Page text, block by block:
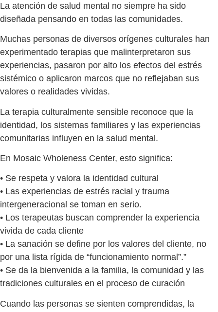
La atención de salud mental no siempre ha sido
diseñada pensando en todas las comunidades.
Muchas personas de diversos orígenes culturales han
experimentado terapias que malinterpretaron sus
experiencias, pasaron por alto los efectos del estrés
sistémico o aplicaron marcos que no reflejaban sus
valores o realidades vividas.
La terapia culturalmente sensible reconoce que la
identidad, los sistemas familiares y las experiencias
comunitarias influyen en la salud mental.
En Mosaic Wholeness Center, esto significa:
• Se respeta y valora la identidad cultural
• Las experiencias de estrés racial y trauma
intergeneracional se toman en serio.
• Los terapeutas buscan comprender la experiencia
vivida de cada cliente
• La sanación se define por los valores del cliente, no
por una lista rígida de “funcionamiento normal”.”
• Se da la bienvenida a la familia, la comunidad y las
tradiciones culturales en el proceso de curación
Cuando las personas se sienten comprendidas, la